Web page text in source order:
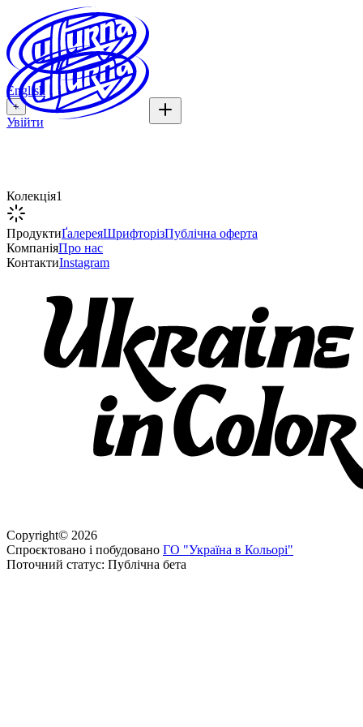
English
+
Увійти
Колекція1
ПродуктиҐалереяШрифторізПублічна оферта
КомпаніяПро нас
КонтактиInstagram
Copyright© 2026
Спроєктовано і побудовано ГО "Україна в Кольорі"
Поточний статус: Публічна бета